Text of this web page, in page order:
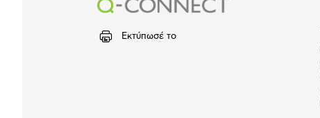
Εκτύπωσέ το